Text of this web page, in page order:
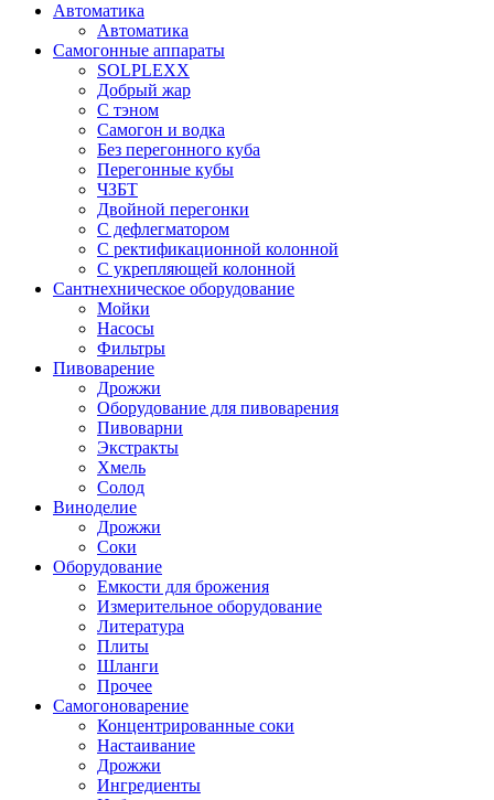
Автоматика
Автоматика
Самогонные аппараты
SOLPLEXX
Добрый жар
С тэном
Самогон и водка
Без перегонного куба
Перегонные кубы
ЧЗБТ
Двойной перегонки
С дефлегматором
С ректификационной колонной
С укрепляющей колонной
Сантнехническое оборудование
Мойки
Насосы
Фильтры
Пивоварение
Дрожжи
Оборудование для пивоварения
Пивоварни
Экстракты
Хмель
Солод
Виноделие
Дрожжи
Соки
Оборудование
Емкости для брожения
Измерительное оборудование
Литература
Плиты
Шланги
Прочее
Самогоноварение
Концентрированные соки
Настаивание
Дрожжи
Ингредиенты